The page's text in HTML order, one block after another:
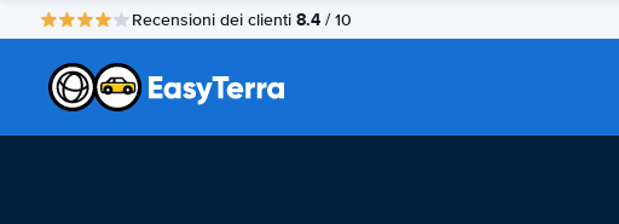
Recensioni dei clienti 8.4 / 10